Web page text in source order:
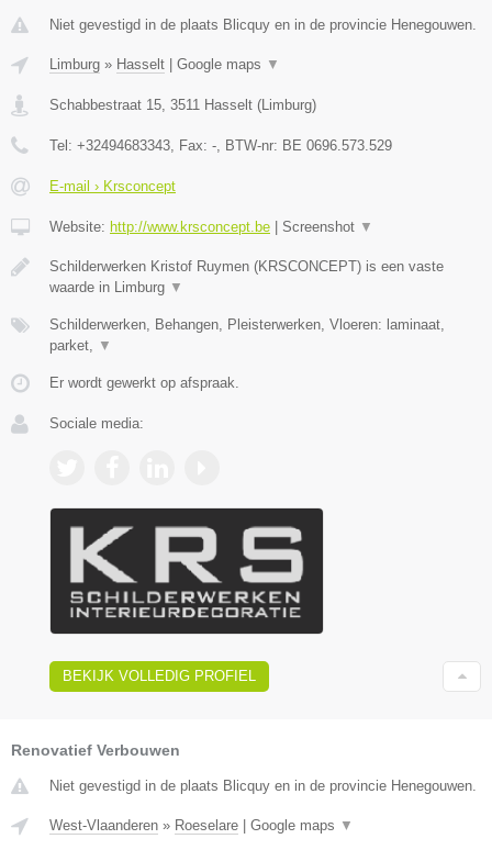
Niet gevestigd in de plaats Blicquy en in de provincie Henegouwen.
Limburg » Hasselt Google maps ▼
Schabbestraat 15 3511 Hasselt ( Limburg)
Tel: +32494683343 , Fax: - , BTW-nr: BE 0696.573.529
E-mail › Krsconcept
Website: http://www.krsconcept.be Screenshot ▼
Schilderwerken Kristof Ruymen (KRSCONCEPT) is een vaste
waarde in Limburg ▼
Schilderwerken, Behangen, Pleisterwerken, Vloeren: laminaat,
parket,
▼
Er wordt gewerkt op afspraak.
Sociale media:
BEKIJK VOLLEDIG PROFIEL
Renovatief Verbouwen
Niet gevestigd in de plaats Blicquy en in de provincie Henegouwen.
West-Vlaanderen » Roeselare Google maps ▼